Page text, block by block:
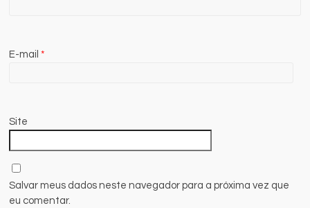
E-mail*
Site
Salvar meus dados neste navegador para a próxima vez que
eu comentar.